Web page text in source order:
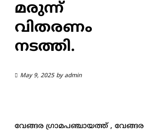
മരുന്ന്
വിതരണം
നടത്തി.
May 9, 2025by admin
വേങ്ങര ഗ്രാമപഞ്ചായത്ത് , വേങ്ങര